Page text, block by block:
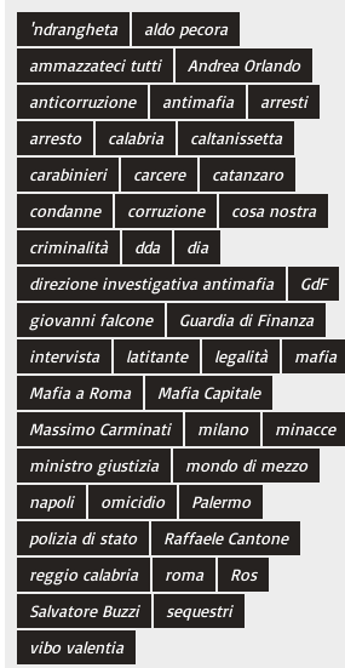
'ndrangheta
aldo pecora
ammazzateci tutti
Andrea Orlando
anticorruzione
antimafia
arresti
arresto
calabria
caltanissetta
carabinieri
carcere
catanzaro
condanne
corruzione
cosa nostra
criminalità
dda
dia
direzione investigativa antimafia
GdF
giovanni falcone
Guardia di Finanza
intervista
latitante legalità
mafia
Mafia a Roma
Mafia Capitale
Massimo Carminati
milano
minacce
ministro giustizia
mondo di mezzo
napoli
omicidio
Palermo
polizia di stato
Raffaele Cantone
reggio calabria
roma
Ros
Salvatore Buzzi
sequestri
vibo valentia